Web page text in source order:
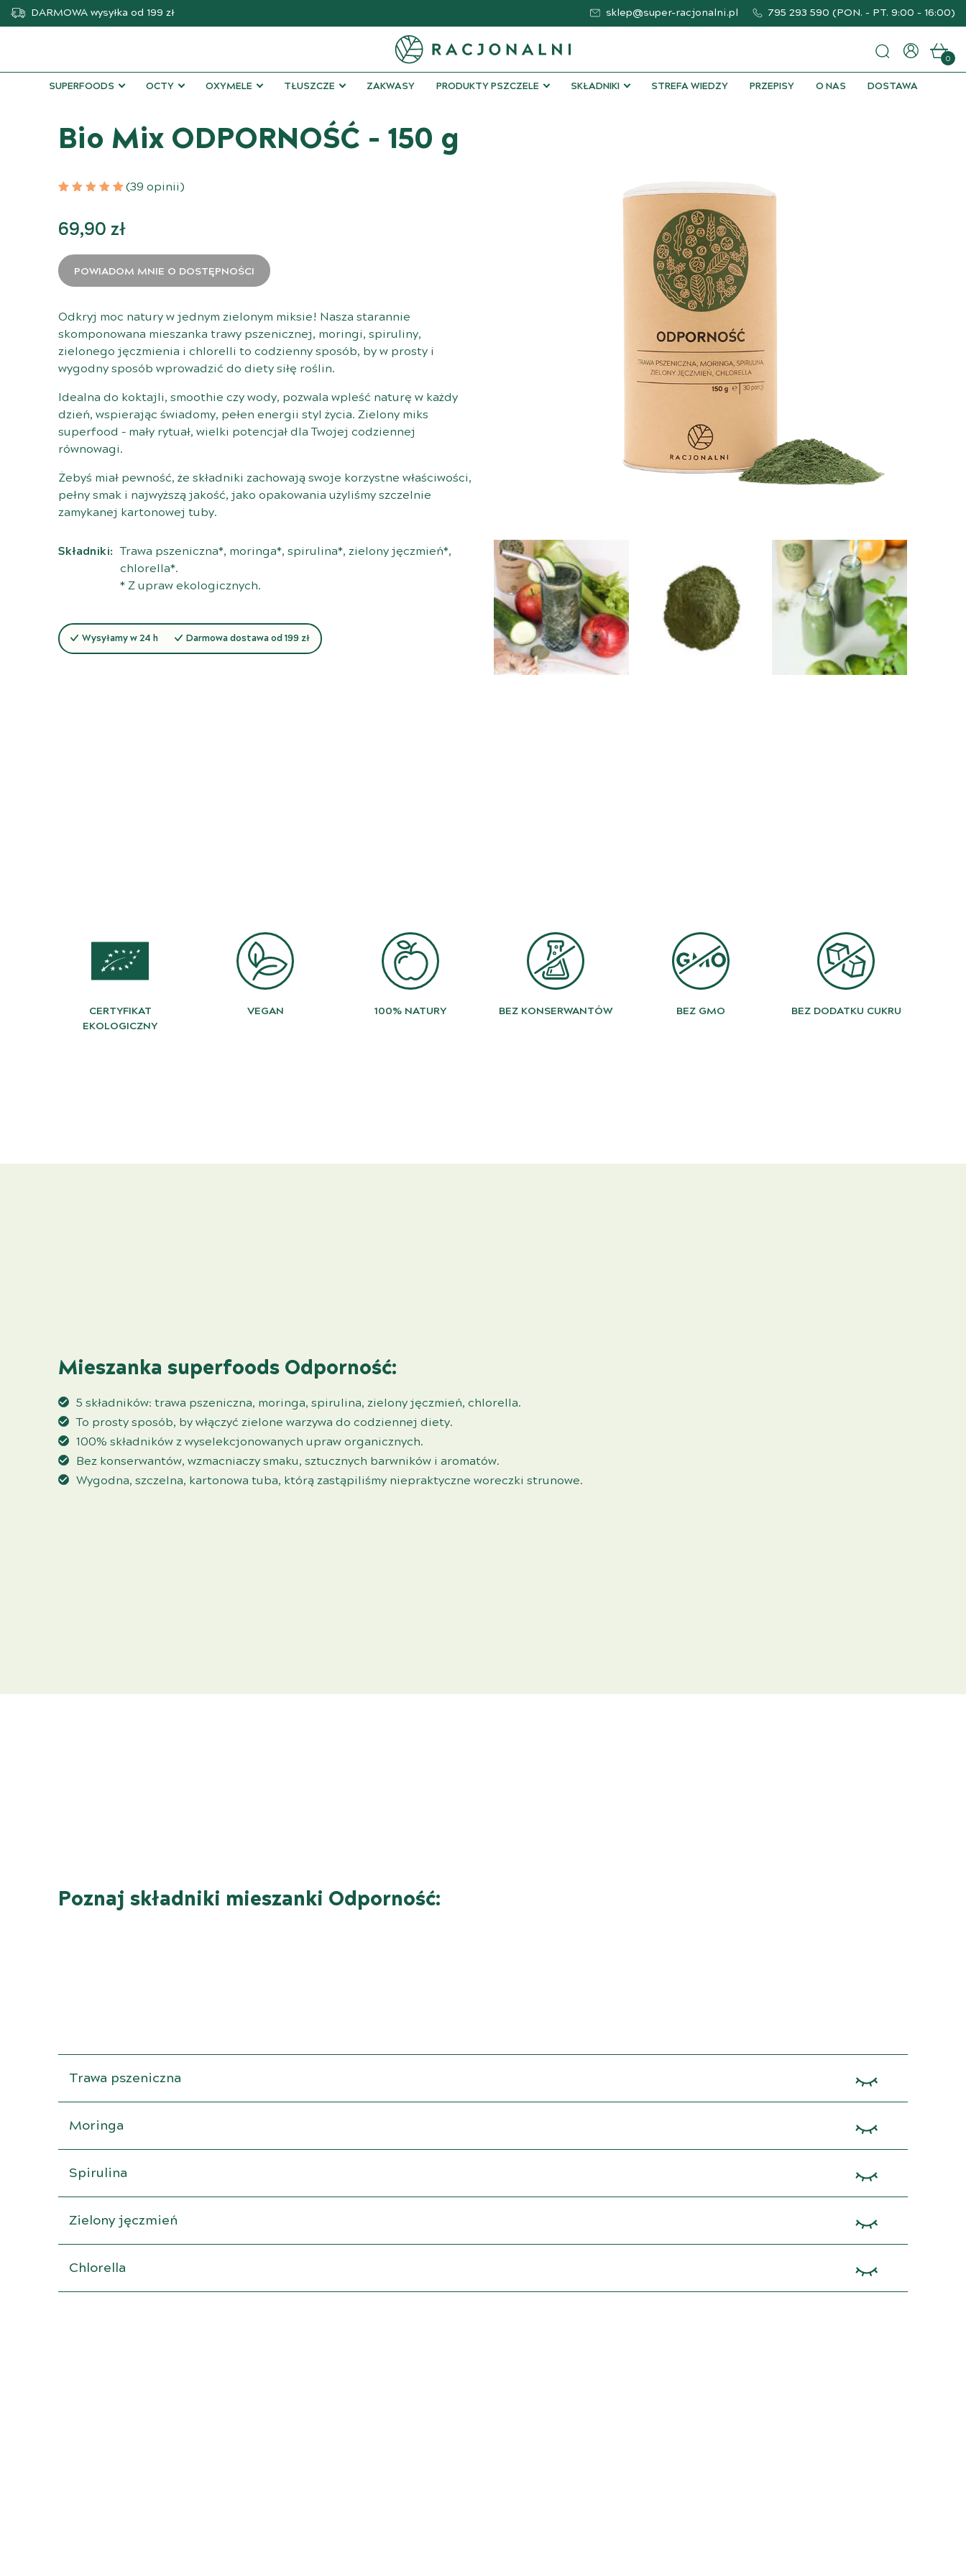
DARMOWA wysyłka od 199 zł sklep@super-racjonalni.pl 795 293 590 (PON. - PT. 9:00 - 16:00)
0
SUPERFOODS OCTY OXYMELE TŁUSZCZE ZAKWASY PRODUKTY PSZCZELE SKŁADNIKI STREFA WIEDZY PRZEPISY O NAS DOSTAWA
Bio Mix ODPORNOŚĆ – 150 g
(39 opinii)
69,90 zł
POWIADOM MNIE O DOSTĘPNOŚCI
Odkryj moc natury w jednym zielonym miksie! Nasza starannie
skomponowana mieszanka trawy pszenicznej, moringi, spiruliny,
zielonego jęczmienia i chlorelli to codzienny sposób, by w prosty i
wygodny sposób wprowadzić do diety siłę roślin.
Idealna do koktajli, smoothie czy wody, pozwala wpleść naturę w każdy
dzień, wspierając świadomy, pełen energii styl życia. Zielony miks
superfood – mały rytuał, wielki potencjał dla Twojej codziennej
równowagi.
Żebyś miał pewność, że składniki zachowają swoje korzystne właściwości,
pełny smak i najwyższą jakość, jako opakowania użyliśmy szczelnie
zamykanej kartonowej tuby.
Składniki: Trawa pszeniczna*, moringa*, spirulina*, zielony jęczmień*,
chlorella*.
* Z upraw ekologicznych.
Wysyłamy w 24 h Darmowa dostawa od 199 zł
CERTYFIKAT
EKOLOGICZNY
VEGAN 100% NATURY BEZ KONSERWANTÓW BEZ GMO BEZ DODATKU CUKRU
Mieszanka superfoods Odporność:
5 składników: trawa pszeniczna, moringa, spirulina, zielony jęczmień, chlorella.
To prosty sposób, by włączyć zielone warzywa do codziennej diety.
100% składników z wyselekcjonowanych upraw organicznych.
Bez konserwantów, wzmacniaczy smaku, sztucznych barwników i aromatów.
Wygodna, szczelna, kartonowa tuba, którą zastąpiliśmy niepraktyczne woreczki strunowe.
Poznaj składniki mieszanki Odporność:
Trawa pszeniczna
Moringa
Spirulina
Zielony jęczmień
Chlorella